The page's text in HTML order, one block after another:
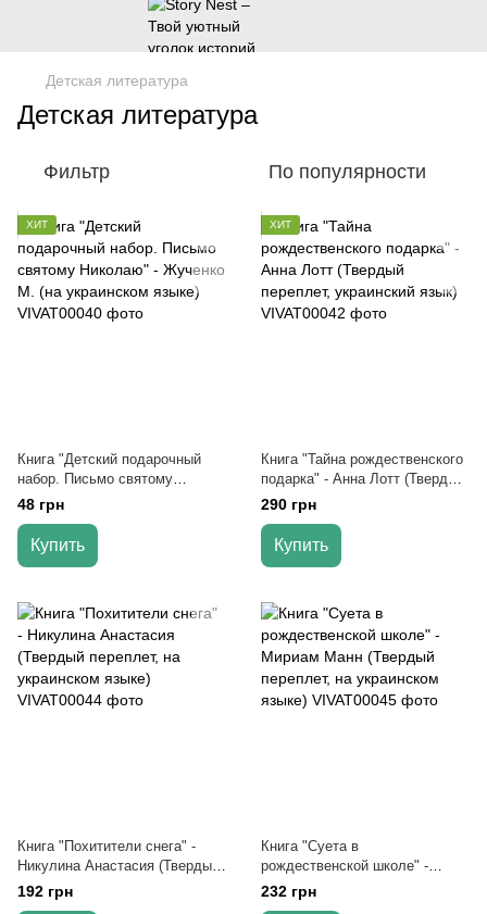
Детская литература
Детская литература
Фильтр По популярности
ХИТ
Книга "Детский подарочный
набор. Письмо святому
Николаю" - Жученко М. (на
украинском языке)
48 грн
Купить
ХИТ
Книга "Тайна рождественского
подарка" - Анна Лотт (Твердый
переплет, украинский язык)
290 грн
Купить
Книга "Похитители снега" -
Никулина Анастасия (Твердый
переплет, на украинском
языке)
192 грн
Книга "Суета в
рождественской школе" -
Мириам Манн (Твердый
переплет, на украинском
232 грн